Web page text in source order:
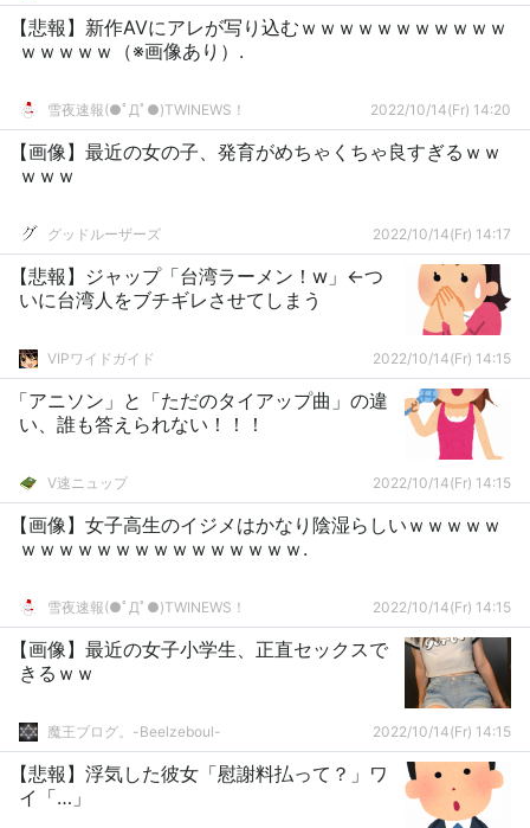
【悲報】新作AVにアレが写り込むｗｗｗｗｗｗｗｗｗｗｗ
ｗｗｗｗｗ（※画像あり）.
雪夜速報(●ﾟДﾟ●)TWINEWS！ 2022/10/14(Fr) 14:20
【画像】最近の女の子、発育がめちゃくちゃ良すぎるｗｗ
ｗｗｗ
グッドルーザーズ 2022/10/14(Fr) 14:17
【悲報】ジャップ「台湾ラーメン！w」←つ
いに台湾人をブチギレさせてしまう
VIPワイドガイド 2022/10/14(Fr) 14:15
「アニソン」と「ただのタイアップ曲」の違
い、誰も答えられない！！！
V速ニュップ 2022/10/14(Fr) 14:15
【画像】女子高生のイジメはかなり陰湿らしいｗｗｗｗｗ
ｗｗｗｗｗｗｗｗｗｗｗｗｗｗｗ.
雪夜速報(●ﾟДﾟ●)TWINEWS！ 2022/10/14(Fr) 14:15
【画像】最近の女子小学生、正直セックスで
きるｗｗ
魔王ブログ。-Beelzeboul- 2022/10/14(Fr) 14:15
【悲報】浮気した彼女「慰謝料払って？」ワ
イ「…」